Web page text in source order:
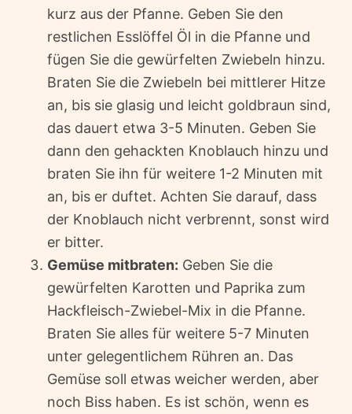
kurz aus der Pfanne. Geben Sie den
restlichen Esslöffel Öl in die Pfanne und
fügen Sie die gewürfelten Zwiebeln hinzu.
Braten Sie die Zwiebeln bei mittlerer Hitze
an, bis sie glasig und leicht goldbraun sind,
das dauert etwa 3-5 Minuten. Geben Sie
dann den gehackten Knoblauch hinzu und
braten Sie ihn für weitere 1-2 Minuten mit
an, bis er duftet. Achten Sie darauf, dass
der Knoblauch nicht verbrennt, sonst wird
er bitter.
Gemüse mitbraten: Geben Sie die
gewürfelten Karotten und Paprika zum
Hackfleisch-Zwiebel-Mix in die Pfanne.
Braten Sie alles für weitere 5-7 Minuten
unter gelegentlichem Rühren an. Das
Gemüse soll etwas weicher werden, aber
noch Biss haben. Es ist schön, wenn es